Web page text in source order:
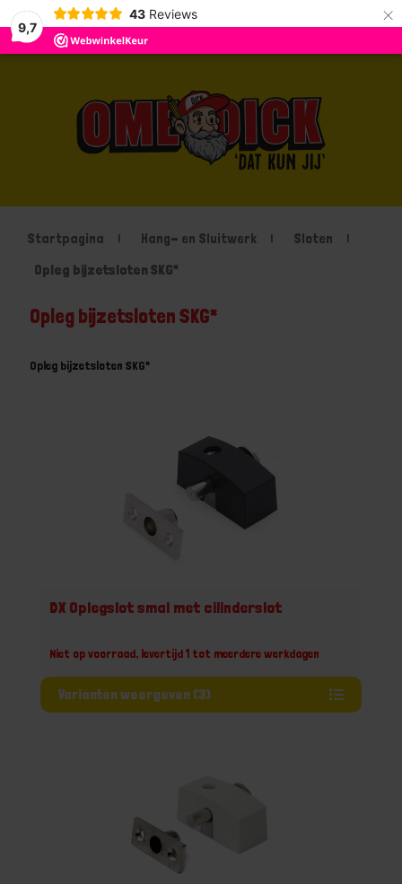
9,7
43 Reviews ×
Startpagina Hang- en Sluitwerk
Sloten
Opleg bijzetsloten SKG*
Opleg bijzetsloten SKG*
Opleg bijzetsloten SKG*
DX Oplegslot smal met cilinderslot
Niet op voorraad, levertijd 1 tot meerdere werkdagen
Varianten weergeven (3)